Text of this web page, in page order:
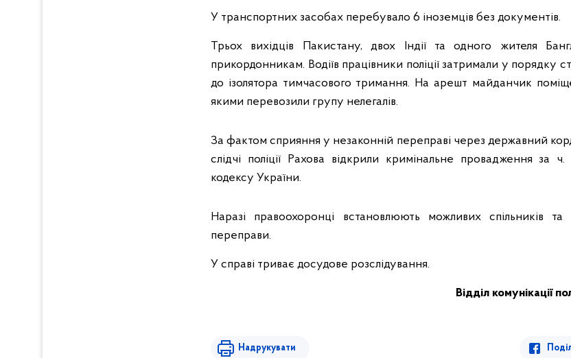
У транспортних засобах перебувало 6 іноземців без документів.
Трьох вихідців Пакистану, двох Індії та одного жителя
прикордонникам. Водіїв працівники поліції затримали у порядку
до ізолятора тимчасового тримання. На арешт майданчик
якими перевозили групу нелегалів.
За фактом сприяння у незаконній переправі через державний
слідчі поліції Рахова відкрили кримінальне провадження за
кодексу України.
Наразі правоохоронці встановлюють можливих спільників та
переправи.
У справі триває досудове розслідування.
Відділ комунікації
Надрукувати